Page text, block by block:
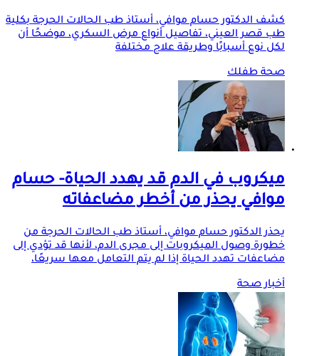
كشف الدكتور حسام موافي، أستاذ طب الحالات الحرجة بكلية
طب قصر العيني، تفاصيل أنواع مرض السكري، موضحًا أن
لكل نوع أسبابًا وطريقة علاج مختلفة
صحة طفلك
ميكروب في الدم قد يهدد الحياة- حسام
موافي يحذر من أخطر مضاعفاته
يحذر الدكتور حسام موافي، أستاذ طب الحالات الحرجة من
خطورة وصول الميكروبات إلى مجرى الدم، لأنها قد تؤدي إلى
مضاعفات تهدد الحياة إذا لم يتم التعامل معها سريعًا،
أخبار صحة